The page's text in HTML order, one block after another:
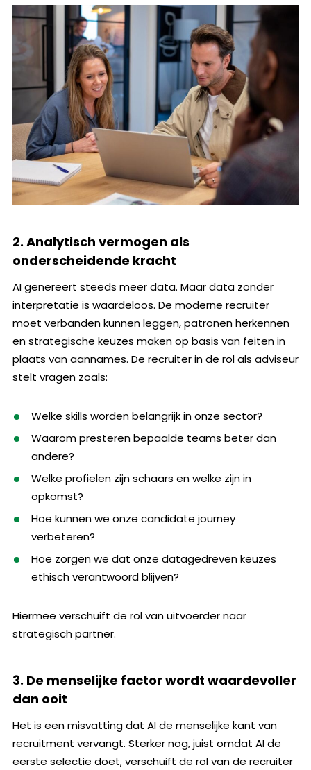
2. Analytisch vermogen als
onderscheidende kracht
AI genereert steeds meer data. Maar data zonder
interpretatie is waardeloos. De moderne recruiter
moet verbanden kunnen leggen, patronen herkennen
en strategische keuzes maken op basis van feiten in
plaats van aannames. De recruiter in de rol als adviseur
stelt vragen zoals:
Welke skills worden belangrijk in onze sector?
Waarom presteren bepaalde teams beter dan
andere?
Welke profielen zijn schaars en welke zijn in
opkomst?
Hoe kunnen we onze candidate journey
verbeteren?
Hoe zorgen we dat onze datagedreven keuzes
ethisch verantwoord blijven?
Hiermee verschuift de rol van uitvoerder naar
strategisch partner.
3. De menselijke factor wordt waardevoller
dan ooit
Het is een misvatting dat AI de menselijke kant van
recruitment vervangt. Sterker nog, juist omdat AI de
eerste selectie doet, verschuift de rol van de recruiter